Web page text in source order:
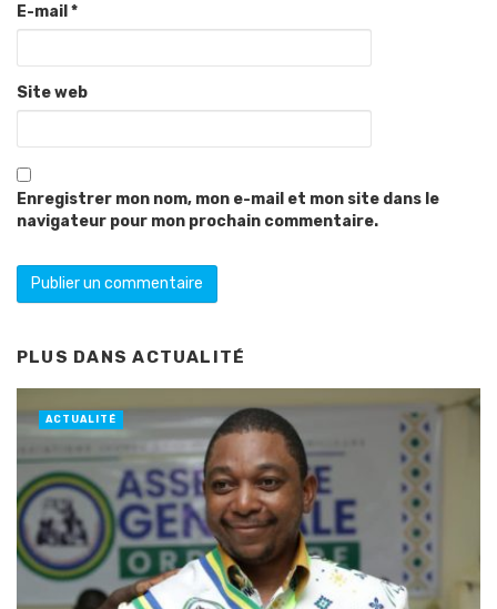
E-mail *
Site web
Enregistrer mon nom, mon e-mail et mon site dans le
navigateur pour mon prochain commentaire.
PLUS DANSACTUALITÉ
ACTUALITÉ